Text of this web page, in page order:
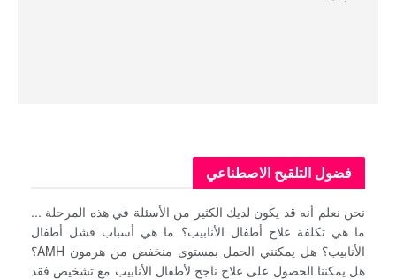
فضول التلقيح الاصطناعي
نحن نعلم أنه قد يكون لديك الكثير من الأسئلة في هذه المرحلة ...
ما هي تكلفة علاج أطفال الأنابيب؟ ما هي أسباب فشل أطفال
الأنابيب؟ هل يمكنني الحمل بمستوى منخفض من هرمون AMH؟
هل يمكننا الحصول على علاج ناجح لأطفال الأنابيب مع تشخيص فقد